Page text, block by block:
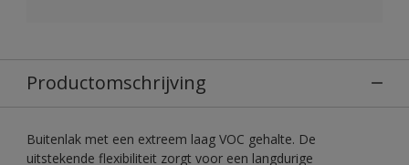
Productomschrijving
Buitenlak met een extreem laag VOC gehalte. De
uitstekende flexibiliteit zorgt voor een langdurige